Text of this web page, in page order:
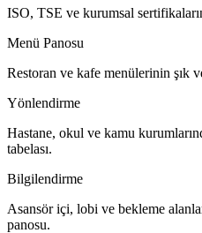
ISO, TSE ve kurumsal
Menü Panosu
Restoran ve kafe menülerinin şık
Yönlendirme
Hastane, okul ve kamu
tabelası.
Bilgilendirme
Asansör içi, lobi ve bekleme
panosu.